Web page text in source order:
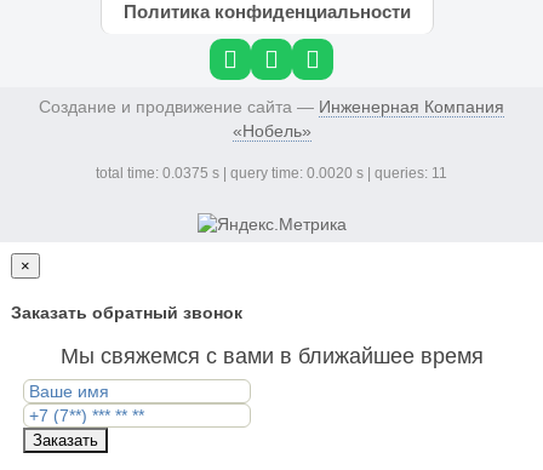
Политика конфиденциальности
Создание и продвижение сайта — Инженерная Компания
«Нобель»
total time: 0.0375 s | query time: 0.0020 s | queries: 11
×
Заказать обратный звонок
Мы свяжемся с вами в ближайшее время
Заказать